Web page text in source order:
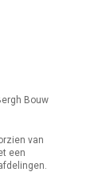
Bouw
van
een